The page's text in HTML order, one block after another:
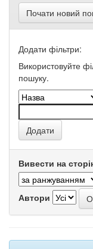
Почати новий
Додати фільтри:
Використовуйте
пошуку.
Вивести на
Автори